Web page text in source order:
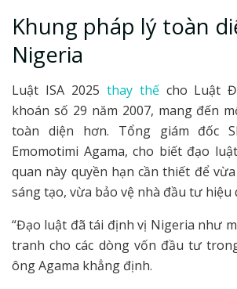
Khung pháp lý toàn
Nigeria
Luật ISA 2025 thay thếcho Luật
khoán số 29 năm 2007, mang đến
toàn diện hơn. Tổng giám đốc
Emomotimi Agama, cho biết đạo
quan này quyền hạn cần thiết để
sáng tạo, vừa bảo vệ nhà đầu tư hiệu
“Đạo luật đã tái định vị Nigeria như
tranh cho các dòng vốn đầu tư
ông Agama khẳng định.